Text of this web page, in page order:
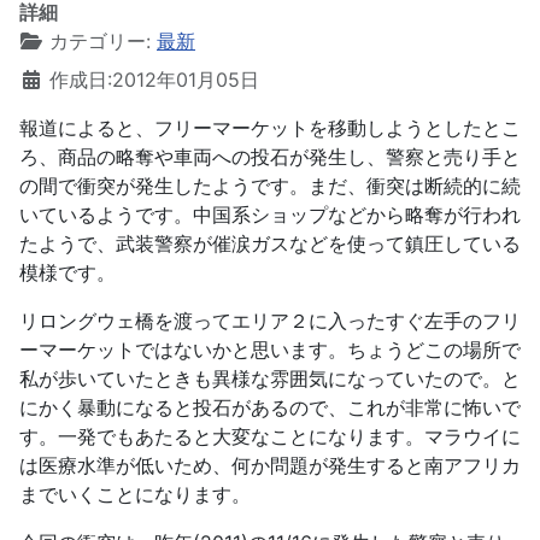
詳細
カテゴリー: 最新
作成日:2012年01月05日
報道によると、フリーマーケットを移動しようとしたとこ
ろ、商品の略奪や車両への投石が発生し、警察と売り手と
の間で衝突が発生したようです。まだ、衝突は断続的に続
いているようです。中国系ショップなどから略奪が行われ
たようで、武装警察が催涙ガスなどを使って鎮圧している
模様です。
リロングウェ橋を渡ってエリア２に入ったすぐ左手のフリ
ーマーケットではないかと思います。ちょうどこの場所で
私が歩いていたときも異様な雰囲気になっていたので。と
にかく暴動になると投石があるので、これが非常に怖いで
す。一発でもあたると大変なことになります。マラウイに
は医療水準が低いため、何か問題が発生すると南アフリカ
までいくことになります。